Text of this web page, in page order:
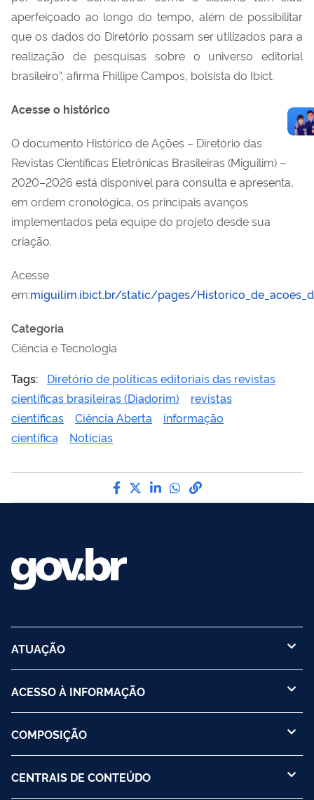
aperfeiçoado ao longo do tempo, além de possibilitar
que os dados do Diretório possam ser utilizados para a
realização de pesquisas sobre o universo editorial
brasileiro”, afirma Fhillipe Campos, bolsista do Ibict.
Acesse o histórico
O documento Histórico de Ações – Diretório das
Revistas Científicas Eletrônicas Brasileiras (Miguilim) –
2020–2026 está disponível para consulta e apresenta,
em ordem cronológica, os principais avanços
implementados pela equipe do projeto desde sua
criação.
Acesse
em:miguilim.ibict.br/static/pages/
Categoria
Ciência e Tecnologia
Tags:
Diretório de políticas editoriais das revistas
científicas brasileiras (Diadorim)
revistas
científicas
Ciência Aberta
informação
científica
Notícias
Compartilhe por Facebook
Compartilhe por Twitter
Compartilhe por
Compartilhe por
link para Copiar
ATUAÇÃO
ACESSO À INFORMAÇÃO
COMPOSIÇÃO
CENTRAIS DE CONTEÚDO